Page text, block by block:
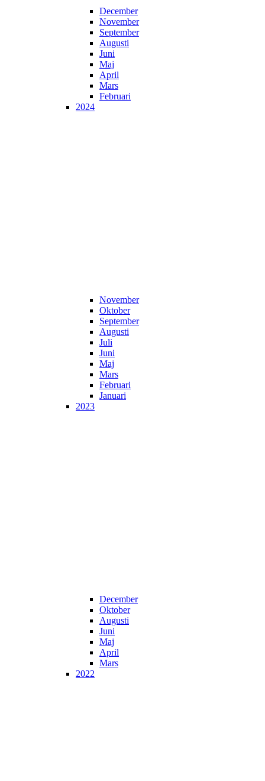
December
November
September
Augusti
Juni
Maj
April
Mars
Februari
2024
November
Oktober
September
Augusti
Juli
Juni
Maj
Mars
Februari
Januari
2023
December
Oktober
Augusti
Juni
Maj
April
Mars
2022